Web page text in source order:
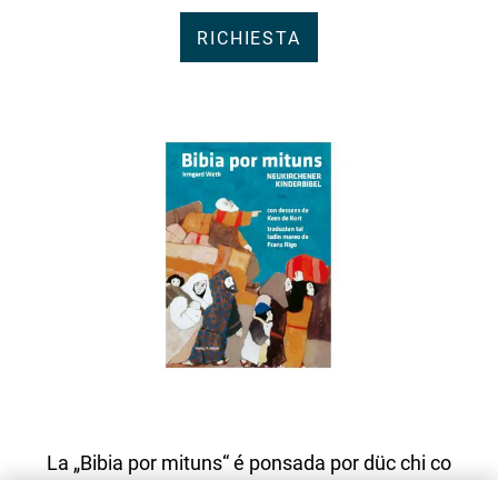
RICHIESTA
La „Bibia por mituns“ é ponsada por düc chi co